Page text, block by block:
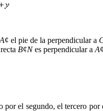
A¢ el pie de la perpendicular a
B¢Nes perpendicular a A¢
el segundo, el tercero